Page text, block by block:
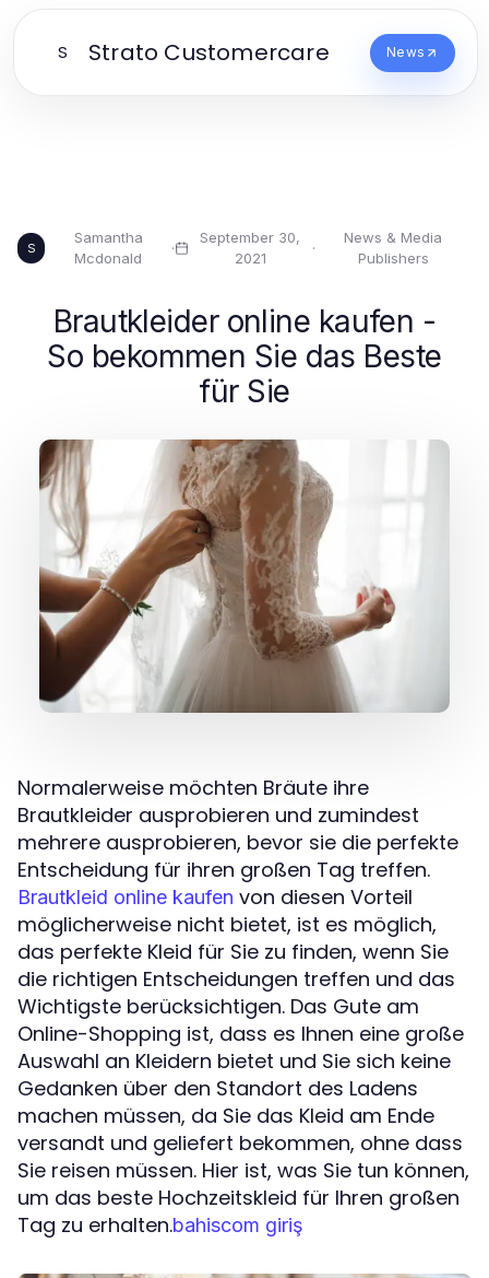
S Strato Customercare News
S
Samantha
Mcdonald
·
September 30,
2021
·
News & Media
Publishers
Brautkleider online kaufen -
So bekommen Sie das Beste
für Sie
Normalerweise möchten Bräute ihre
Brautkleider ausprobieren und zumindest
mehrere ausprobieren, bevor sie die perfekte
Entscheidung für ihren großen Tag treffen.
Brautkleid online kaufen von diesen Vorteil
möglicherweise nicht bietet, ist es möglich,
das perfekte Kleid für Sie zu finden, wenn Sie
die richtigen Entscheidungen treffen und das
Wichtigste berücksichtigen. Das Gute am
Online-Shopping ist, dass es Ihnen eine große
Auswahl an Kleidern bietet und Sie sich keine
Gedanken über den Standort des Ladens
machen müssen, da Sie das Kleid am Ende
versandt und geliefert bekommen, ohne dass
Sie reisen müssen. Hier ist, was Sie tun können,
um das beste Hochzeitskleid für Ihren großen
Tag zu erhalten.bahiscom giriş